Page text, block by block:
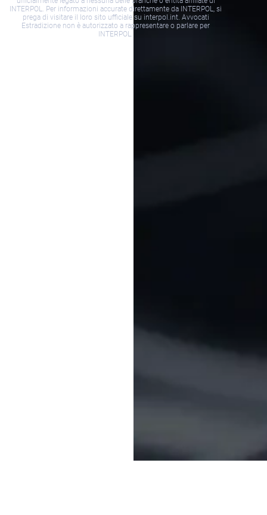
INTERPOL. Per informazioni accurate direttamente da INTERPOL, si
prega di visitare il loro sito ufficiale su interpol.int. Avvocati
Estradizione non è autorizzato a rappresentare o parlare per
INTERPOL.